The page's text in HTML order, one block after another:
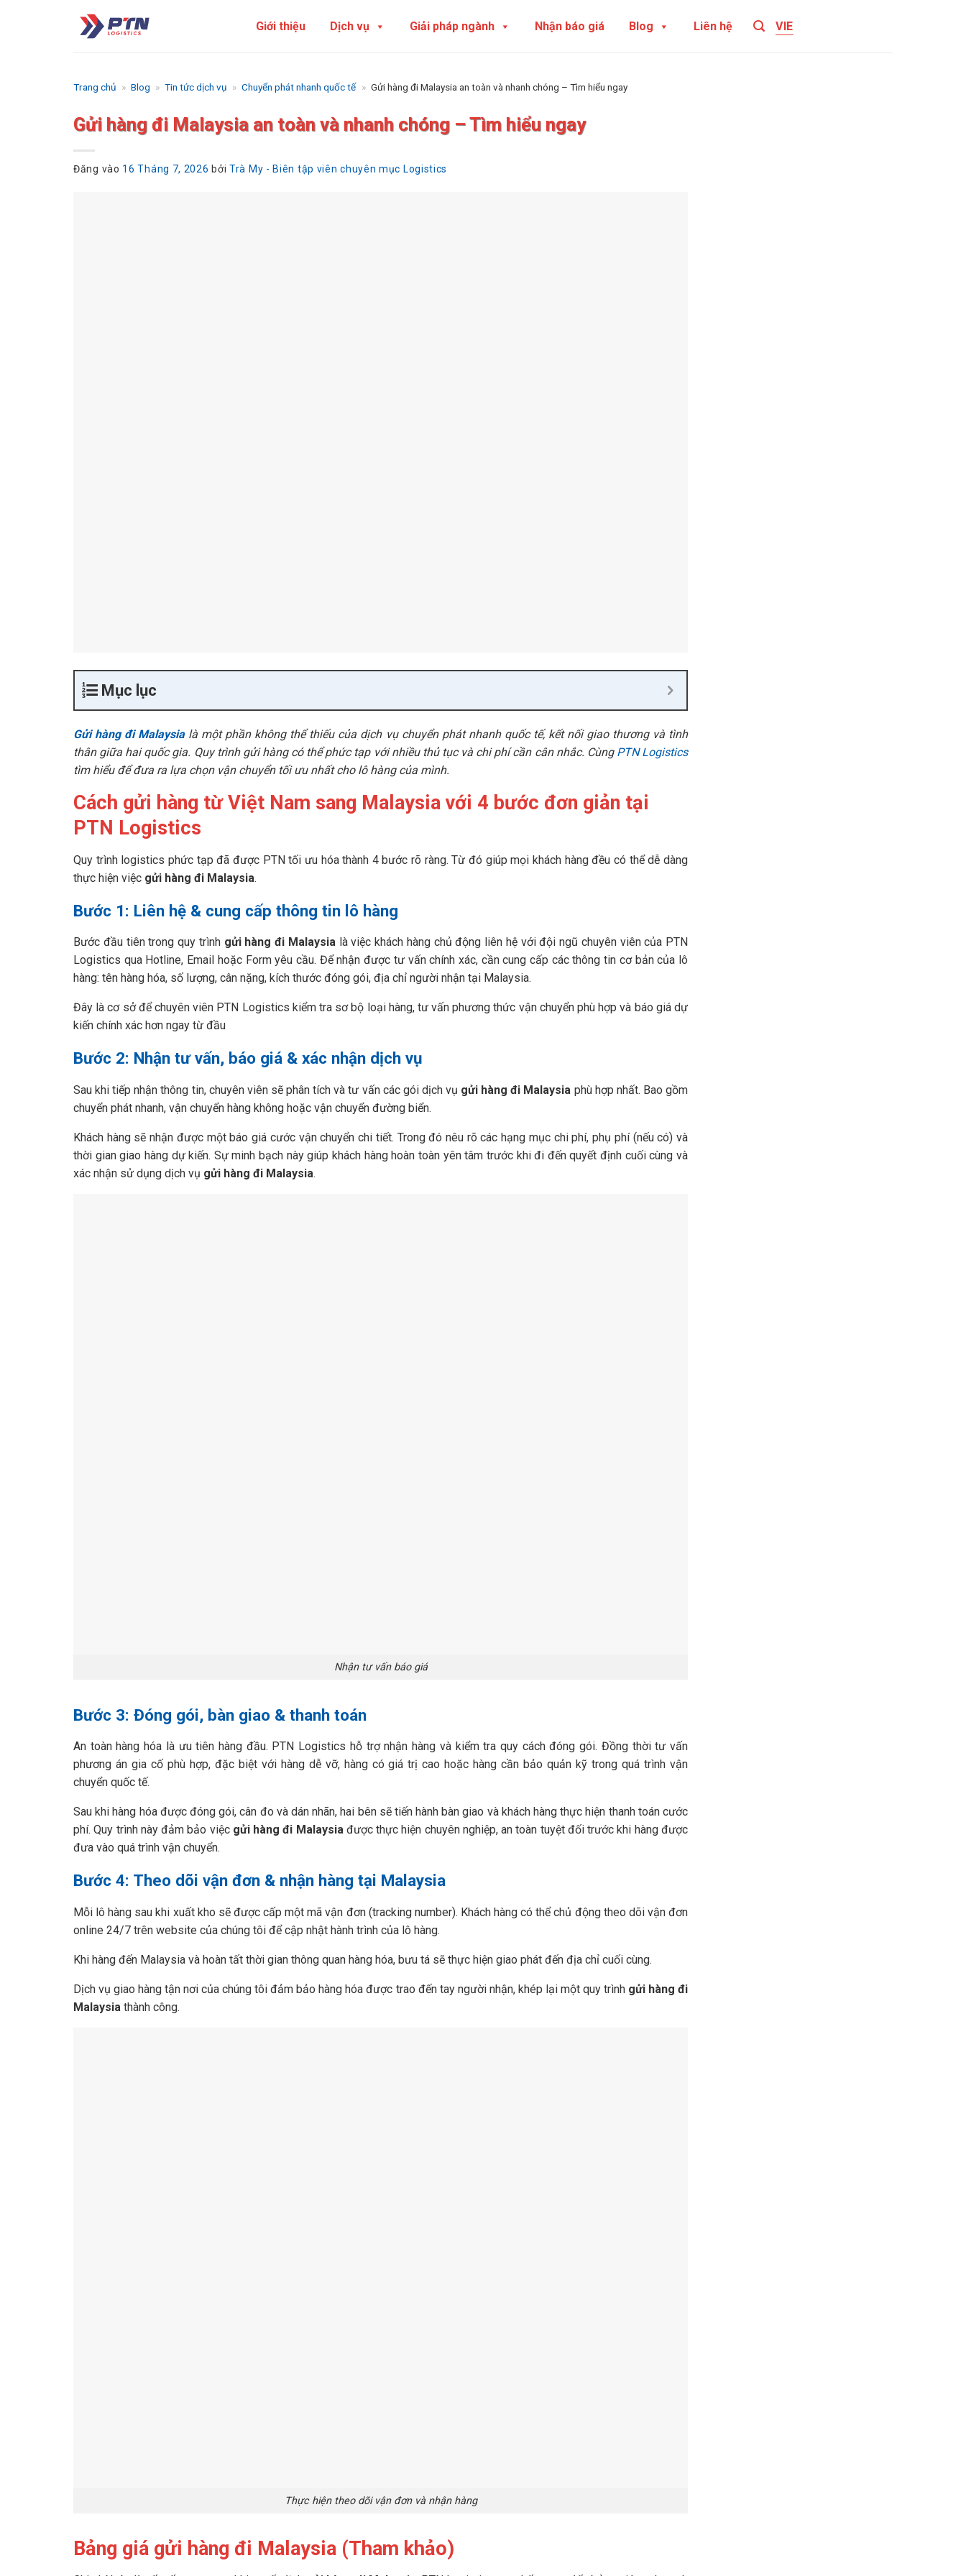
Giới thiệu Dịch vụ Giải pháp ngành Nhận báo giá Blog Liên hệ VIE
Trang chủ » Blog » Tin tức dịch vụ » Chuyển phát nhanh quốc tế » Gửi hàng đi Malaysia an toàn và nhanh chóng – Tìm hiểu ngay
Gửi hàng đi Malaysia an toàn và nhanh chóng – Tìm hiểu ngay
Đăng vào 16 Tháng 7, 2026 bởiTrà My - Biên tập viên chuyên mục Logistics
Mục lục
Gửi hàng đi Malaysialà một phần không thể thiếu của dịch vụ chuyển phát nhanh quốc tế, kết nối giao thương và tình
thân giữa hai quốc gia. Quy trình gửi hàng có thể phức tạp với nhiều thủ tục và chi phí cần cân nhắc. Cùng PTN Logistics
tìm hiểu để đưa ra lựa chọn vận chuyển tối ưu nhất cho lô hàng của mình.
Cách gửi hàng từ Việt Nam sang Malaysia với 4 bước đơn giản tại
PTN Logistics
Quy trình logistics phức tạp đã được PTN tối ưu hóa thành 4 bước rõ ràng. Từ đó giúp mọi khách hàng đều có thể dễ dàng
thực hiện việc gửi hàng đi Malaysia.
Bước 1: Liên hệ & cung cấp thông tin lô hàng
Bước đầu tiên trong quy trình gửi hàng đi Malaysialà việc khách hàng chủ động liên hệ với đội ngũ chuyên viên của PTN
Logistics qua Hotline, Email hoặc Form yêu cầu. Để nhận được tư vấn chính xác, cần cung cấp các thông tin cơ bản của lô
hàng: tên hàng hóa, số lượng, cân nặng, kích thước đóng gói, địa chỉ người nhận tại Malaysia.
Đây là cơ sở để chuyên viên PTN Logistics kiểm tra sơ bộ loại hàng, tư vấn phương thức vận chuyển phù hợp và báo giá dự
kiến chính xác hơn ngay từ đầu
Bước 2: Nhận tư vấn, báo giá & xác nhận dịch vụ
Sau khi tiếp nhận thông tin, chuyên viên sẽ phân tích và tư vấn các gói dịch vụ gửi hàng đi Malaysia phù hợp nhất. Bao gồm
chuyển phát nhanh, vận chuyển hàng không hoặc vận chuyển đường biển.
Khách hàng sẽ nhận được một báo giá cước vận chuyển chi tiết. Trong đó nêu rõ các hạng mục chi phí, phụ phí (nếu có) và
thời gian giao hàng dự kiến. Sự minh bạch này giúp khách hàng hoàn toàn yên tâm trước khi đi đến quyết định cuối cùng và
xác nhận sử dụng dịch vụ gửi hàng đi Malaysia.
Nhận tư vấn báo giá
Bước 3: Đóng gói, bàn giao & thanh toán
An toàn hàng hóa là ưu tiên hàng đầu. PTN Logistics hỗ trợ nhận hàng và kiểm tra quy cách đóng gói. Đồng thời tư vấn
phương án gia cố phù hợp, đặc biệt với hàng dễ vỡ, hàng có giá trị cao hoặc hàng cần bảo quản kỹ trong quá trình vận
chuyển quốc tế.
Sau khi hàng hóa được đóng gói, cân đo và dán nhãn, hai bên sẽ tiến hành bàn giao và khách hàng thực hiện thanh toán cước
phí. Quy trình này đảm bảo việc gửi hàng đi Malaysiađược thực hiện chuyên nghiệp, an toàn tuyệt đối trước khi hàng được
đưa vào quá trình vận chuyển.
Bước 4: Theo dõi vận đơn & nhận hàng tại Malaysia
Mỗi lô hàng sau khi xuất kho sẽ được cấp một mã vận đơn (tracking number). Khách hàng có thể chủ động theo dõi vận đơn
online 24/7 trên website của chúng tôi để cập nhật hành trình của lô hàng.
Khi hàng đến Malaysia và hoàn tất thời gian thông quan hàng hóa, bưu tá sẽ thực hiện giao phát đến địa chỉ cuối cùng.
Dịch vụ giao hàng tận nơi của chúng tôi đảm bảo hàng hóa được trao đến tay người nhận, khép lại một quy trình gửi hàng đi
Malaysia thành công.
Thực hiện theo dõi vận đơn và nhận hàng
Bảng giá gửi hàng đi Malaysia (Tham khảo)